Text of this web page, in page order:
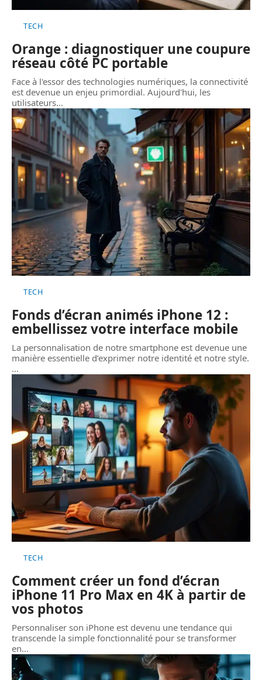
TECH
Orange : diagnostiquer une coupure
réseau côté PC portable
Face à l'essor des technologies numériques, la connectivité
est devenue un enjeu primordial. Aujourd'hui, les
utilisateurs…
TECH
Fonds d’écran animés iPhone 12 :
embellissez votre interface mobile
La personnalisation de notre smartphone est devenue une
manière essentielle d’exprimer notre identité et notre style.
…
TECH
Comment créer un fond d’écran
iPhone 11 Pro Max en 4K à partir de
vos photos
Personnaliser son iPhone est devenu une tendance qui
transcende la simple fonctionnalité pour se transformer
en…